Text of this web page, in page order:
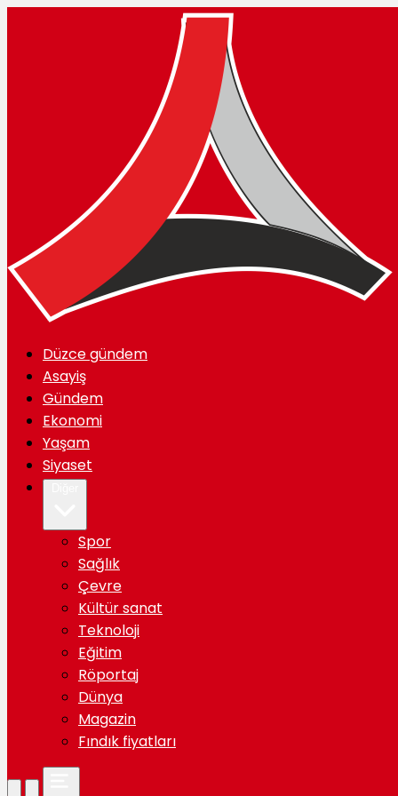
Düzce gündem
Asayiş
Gündem
Ekonomi
Yaşam
Siyaset
Spor
Sağlık
Çevre
Kültür sanat
Teknoloji
Eğitim
Röportaj
Dünya
Magazin
Fındık fiyatları